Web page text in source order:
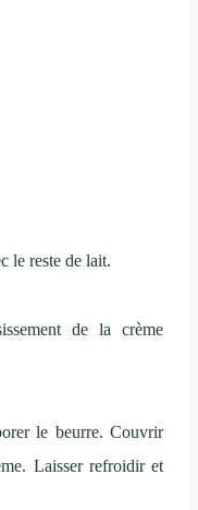
le reste de lait.
de la crème
le beurre. Couvrir
Laisser refroidir et